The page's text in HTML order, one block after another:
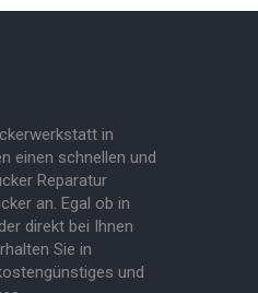
in
einen schnellen und
Reparatur
an. Egal ob in
direkt bei Ihnen
Sie in
und